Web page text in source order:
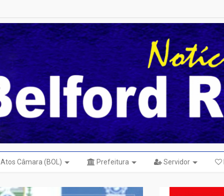
Atos Câmara (BOL) Prefeitura Servidor